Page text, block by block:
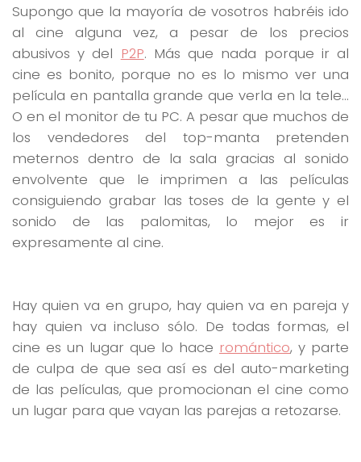
Supongo que la mayoría de vosotros habréis ido
al cine alguna vez, a pesar de los precios
abusivos y del P2P. Más que nada porque ir al
cine es bonito, porque no es lo mismo ver una
película en pantalla grande que verla en la tele…
O en el monitor de tu PC. A pesar que muchos de
los vendedores del top-manta pretenden
meternos dentro de la sala gracias al sonido
envolvente que le imprimen a las películas
consiguiendo grabar las toses de la gente y el
sonido de las palomitas, lo mejor es ir
expresamente al cine.
Hay quien va en grupo, hay quien va en pareja y
hay quien va incluso sólo. De todas formas, el
cine es un lugar que lo hace romántico, y parte
de culpa de que sea así es del auto-marketing
de las películas, que promocionan el cine como
un lugar para que vayan las parejas a retozarse.